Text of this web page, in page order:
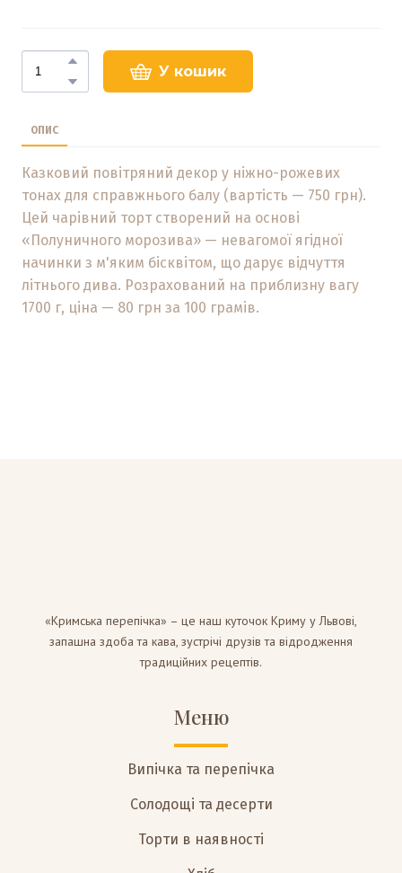
У кошик
ОПИС
Казковий повітряний декор у ніжно-рожевих
тонах для справжнього балу (вартість — 750 грн).
Цей чарівний торт створений на основі
«Полуничного морозива» — невагомої ягідної
начинки з м'яким бісквітом, що дарує відчуття
літнього дива. Розрахований на приблизну вагу
1700 г, ціна — 80 грн за 100 грамів.
«Кримська перепічка» – це наш куточок Криму у Львові,
запашна здоба та кава, зустрічі друзів та відродження
традиційних рецептів.
Меню
Випічка та перепічка
Солодощі та десерти
Торти в наявності